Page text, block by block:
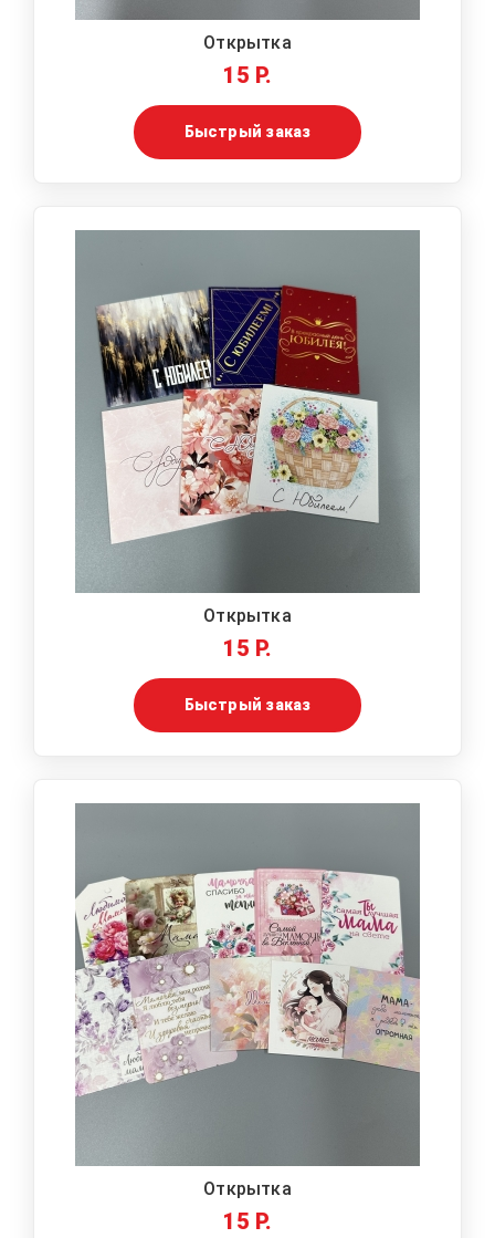
Открытка
15 Р.
Быстрый заказ
Открытка
15 Р.
Быстрый заказ
Открытка
15 Р.